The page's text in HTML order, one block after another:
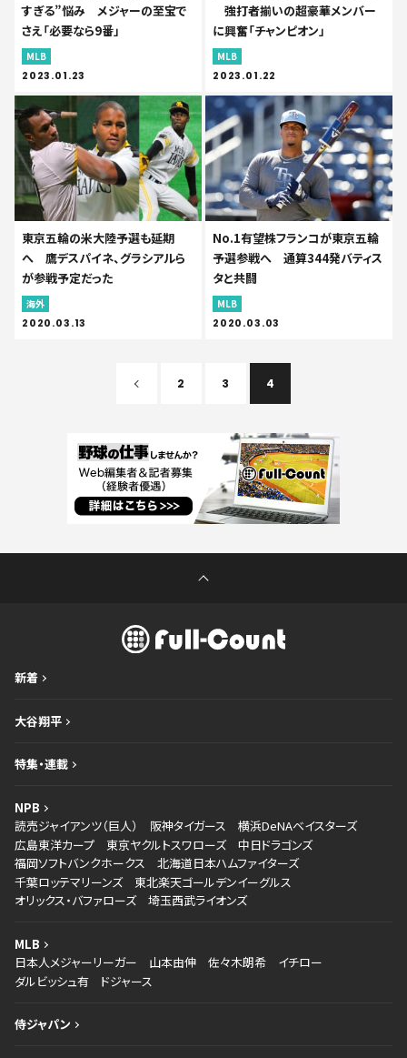
すぎる”悩み メジャーの至宝で
さえ「必要なら9番」
MLB
2023.01.23
強打者揃いの超豪華メンバー
に興奮「チャンピオン」
MLB
2023.01.22
東京五輪の米大陸予選も延期
へ 鷹デスパイネ、グラシアルら
が参戦予定だった
海外
2020.03.13
No.1有望株フランコが東京五輪
予選参戦へ 通算344発バティス
タと共闘
MLB
2020.03.03
2 3 4
新着
大谷翔平
特集・連載
NPB
読売ジャイアンツ（巨人）
阪神タイガース
横浜DeNAベイスターズ
広島東洋カープ
東京ヤクルトスワローズ
中日ドラゴンズ
福岡ソフトバンクホークス
北海道日本ハムファイターズ
千葉ロッテマリーンズ
東北楽天ゴールデンイーグルス
オリックス・バファローズ
埼玉西武ライオンズ
MLB
日本人メジャーリーガー
山本由伸 佐々木朗希
イチロー
ダルビッシュ有
ドジャース
侍ジャパン